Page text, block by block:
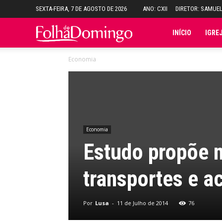
SEXTA-FEIRA, 7 DE AGOSTO DE 2026 ANO: CXII DIRETOR:
Folha INÍCIO
Economia
Economia
Estudo propõe
transportes e
Por Lusa - 11 de Julho de 2014 76